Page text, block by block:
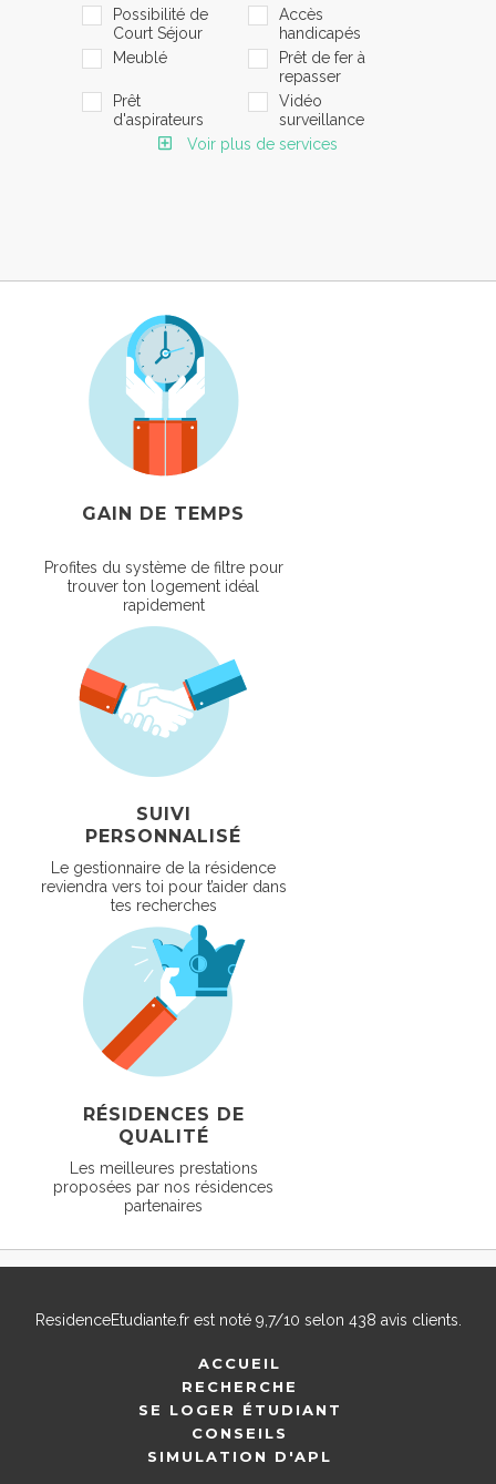
Possibilité de
Court Séjour
Accès
handicapés
Meublé
Prêt de fer à
repasser
Prêt
d'aspirateurs
Vidéo
surveillance
Voir plus de services
GAIN DE TEMPS
Profites du système de filtre pour
trouver ton logement idéal
rapidement
SUIVI
PERSONNALISÉ
Le gestionnaire de la résidence
reviendra vers toi pour t’aider dans
tes recherches
RÉSIDENCES DE
QUALITÉ
Les meilleures prestations
proposées par nos résidences
partenaires
ResidenceEtudiante.frest noté 9,7/10 selon 438 avis clients.
ACCUEIL
RECHERCHE
SE LOGER ÉTUDIANT
CONSEILS
SIMULATION D'APL